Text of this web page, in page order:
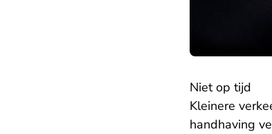
Niet op tijd
Kleinere
handhaving